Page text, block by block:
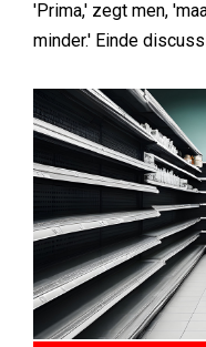
'Prima,' zegt men,
minder.' Einde